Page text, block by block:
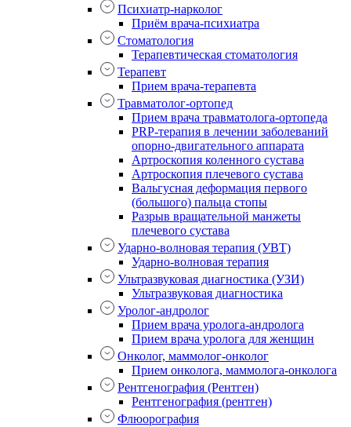
Психиатр-нарколог
Приём врача-психиатра
Стоматология
Терапевтическая стоматология
Терапевт
Прием врача-терапевта
Травматолог-ортопед
Прием врача травматолога-ортопеда
PRP-терапия в лечении заболеваний
опорно-двигательного аппарата
Артроскопия коленного сустава
Артроскопия плечевого сустава
Вальгусная деформация первого
(большого) пальца стопы
Разрыв вращательной манжеты
плечевого сустава
Ударно-волновая терапия (УВТ)
Ударно-волновая терапия
Ультразвуковая диагностика (УЗИ)
Ультразвуковая диагностика
Уролог-андролог
Прием врача уролога-андролога
Прием врача уролога для женщин
Онколог, маммолог-онколог
Прием онколога, маммолога-онколога
Рентгенография (Рентген)
Рентгенография (рентген)
Флюорография